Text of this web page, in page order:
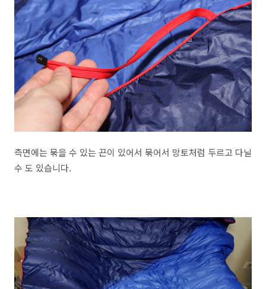
측면에는 묶을 수 있는 끈이 있어서 묶어서 망토처럼 두르고 다닐
수 도 있습니다.